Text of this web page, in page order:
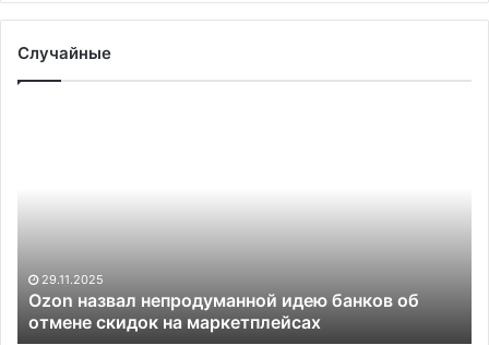
Случайные
идею банков об
маркетплейсах
Франция решила
Палестину